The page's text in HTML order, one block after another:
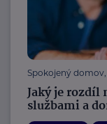
Spokojený domov,
Jaký je
službami a